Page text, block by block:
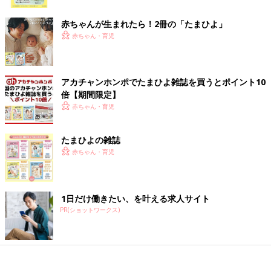
赤ちゃんが生まれたら！2冊の「たまひよ」
赤ちゃん・育児
アカチャンホンポでたまひよ雑誌を買うとポイント10
倍【期間限定】
赤ちゃん・育児
たまひよの雑誌
赤ちゃん・育児
1日だけ働きたい、を叶える求人サイト
PR(ショットワークス)